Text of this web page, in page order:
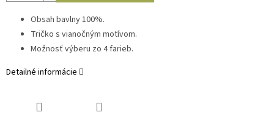
Obsah bavlny 100%.
Tričko s vianočným motívom.
Možnosť výberu zo 4 farieb.
Detailné informácie